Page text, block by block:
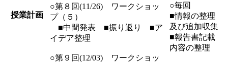
授業計画
○第８回(11/26) ワークショッ
プ（５）
■中間発表 ■振り返り ■ア
イデア整理
○第９回(12/03) ワークショッ
○毎回
■情報の整理
及び追加収集
■報告書記載
内容の整理